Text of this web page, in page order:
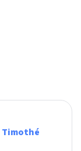
Timothé